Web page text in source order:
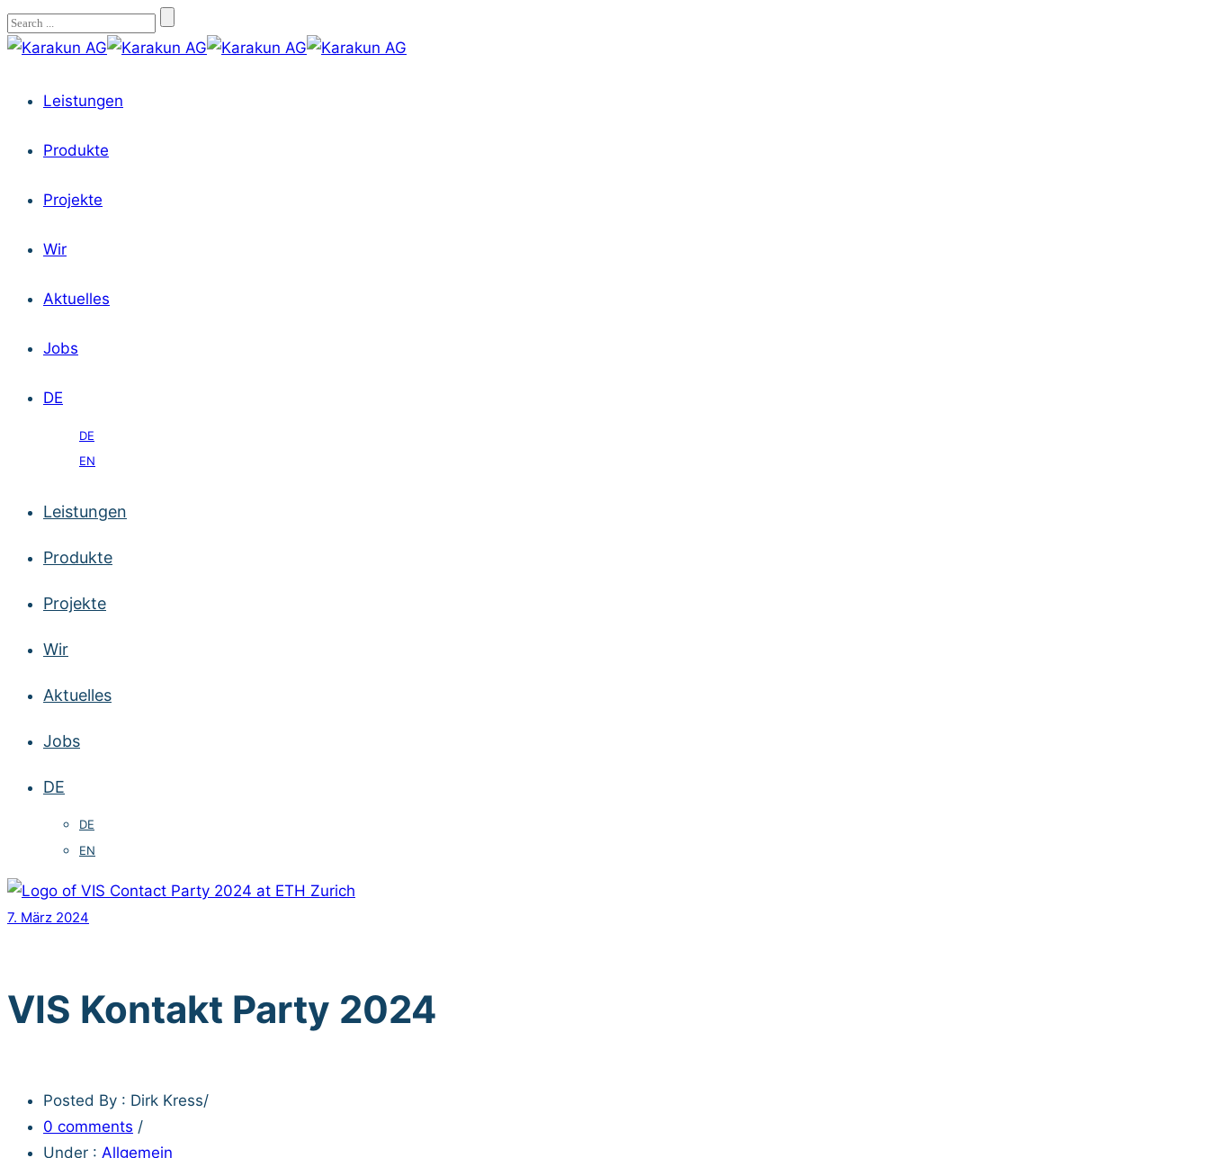
Leistungen
Produkte
Projekte
Wir
Aktuelles
Jobs
DE
DE
EN
Leistungen
Produkte
Projekte
Wir
Aktuelles
Jobs
DE
DE
EN
7. März 2024
VIS Kontakt Party 2024
Posted By : Dirk Kress/
0 comments /
Under : Allgemein